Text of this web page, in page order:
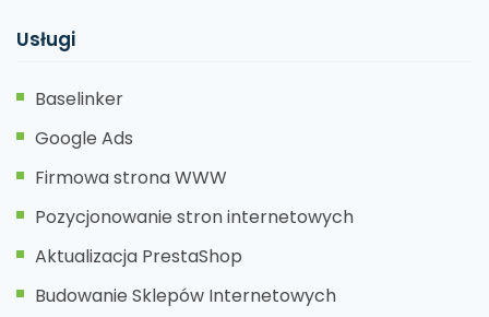
Usługi
Baselinker
Google Ads
Firmowa strona WWW
Pozycjonowanie stron internetowych
Aktualizacja PrestaShop
Budowanie Sklepów Internetowych